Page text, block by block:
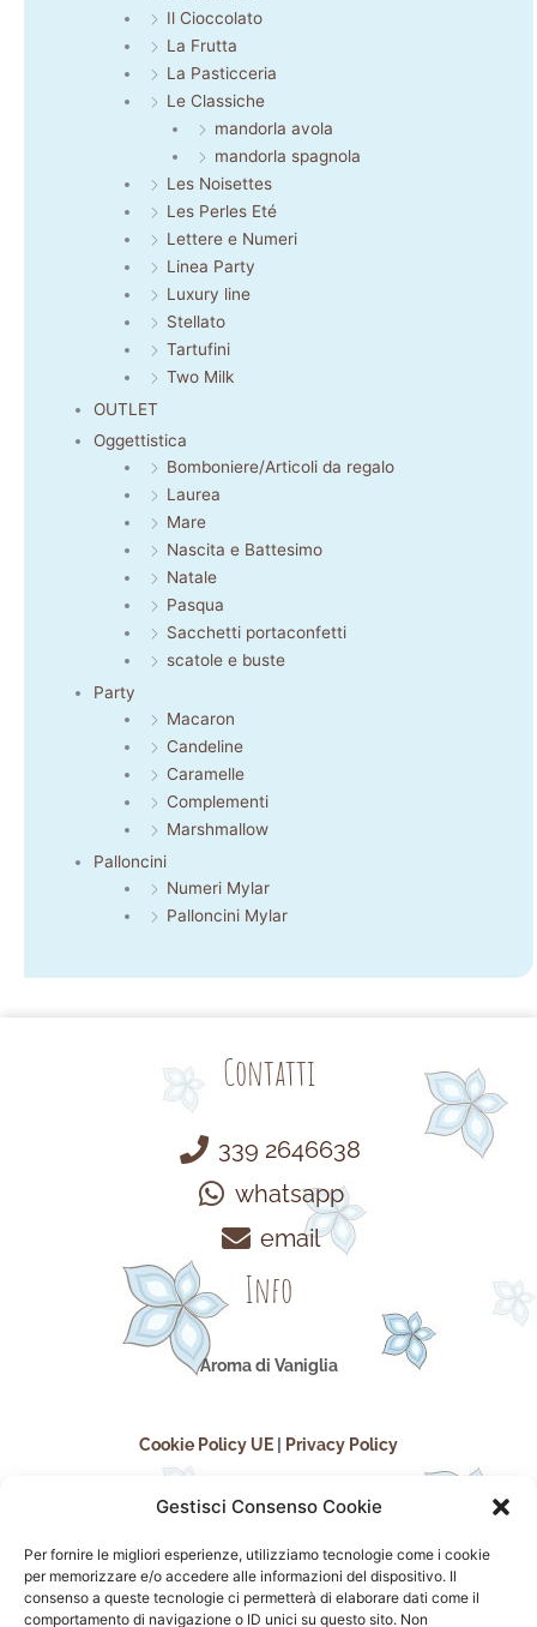
Gestisci Consenso Cookie
Per fornire le migliori esperienze, utilizziamo tecnologie come i cookie
per memorizzare e/o accedere alle informazioni del dispositivo. Il
consenso a queste tecnologie ci permetterà di elaborare dati come il
comportamento di navigazione o ID unici su questo sito. Non
Il Cioccolato
La Frutta
La Pasticceria
Le Classiche
mandorla avola
mandorla spagnola
Les Noisettes
Les Perles Eté
Lettere e Numeri
Linea Party
Luxury line
Stellato
Tartufini
Two Milk
OUTLET
Oggettistica
Bomboniere/Articoli da regalo
Laurea
Mare
Nascita e Battesimo
Natale
Pasqua
Sacchetti portaconfetti
scatole e buste
Party
Macaron
Candeline
Caramelle
Complementi
Marshmallow
Palloncini
Numeri Mylar
Palloncini Mylar
Contatti
339 2646638
whatsapp
email
Info
Aroma di Vaniglia
Cookie Policy UE Privacy Policy